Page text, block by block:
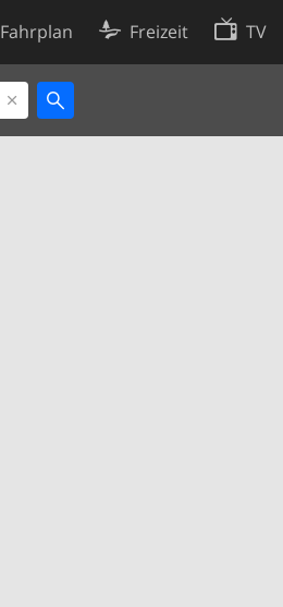
Fahrplan Freizeit TV
Cookie-Richtlinie
Cookie-Einstellungen